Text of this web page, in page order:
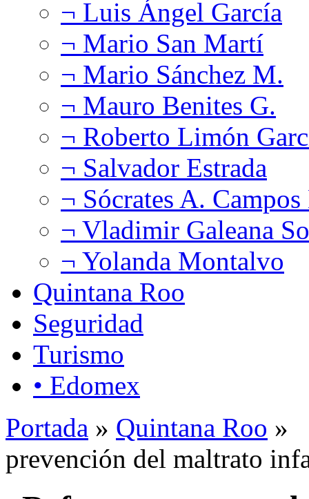
¬ Luis Ángel García
¬ Mario San Martí
¬ Mario Sánchez M.
¬ Mauro Benites G.
¬ Roberto Limón
¬ Salvador Estrada
¬ Sócrates A.
¬ Vladimir Galeana
¬ Yolanda Montalvo
Quintana Roo
Seguridad
Turismo
• Edomex
Portada » Quintana Roo »
prevención del maltrato